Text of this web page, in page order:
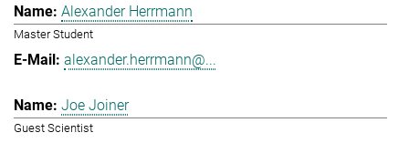
Alexander Herrmann
Master Student
alexander.herrmann@...
Joe Joiner
Guest Scientist